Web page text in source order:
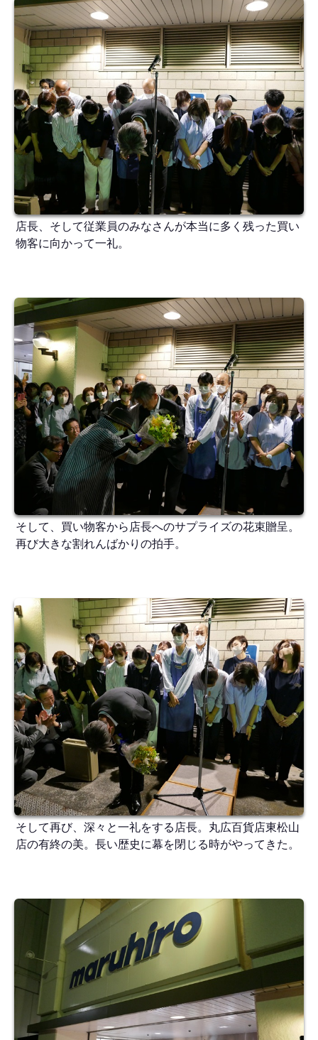
店長、そして従業員のみなさんが本当に多く残った買い
物客に向かって一礼。
そして、買い物客から店長へのサプライズの花束贈呈。
再び大きな割れんばかりの拍手。
そして再び、深々と一礼をする店長。丸広百貨店東松山
店の有終の美。長い歴史に幕を閉じる時がやってきた。